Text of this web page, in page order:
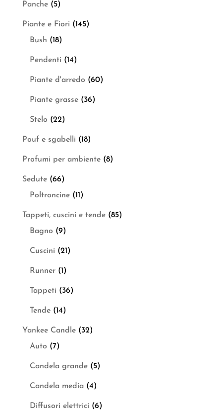
Panche (5)
Piante e Fiori (145)
Bush (18)
Pendenti (14)
Piante d'arredo (60)
Piante grasse (36)
Stelo (22)
Pouf e sgabelli (18)
Profumi per ambiente (8)
Sedute (66)
Poltroncine (11)
Tappeti, cuscini e tende (85)
Bagno (9)
Cuscini (21)
Runner (1)
Tappeti (36)
Tende (14)
Yankee Candle (32)
Auto (7)
Candela grande (5)
Candela media (4)
Diffusori elettrici (6)